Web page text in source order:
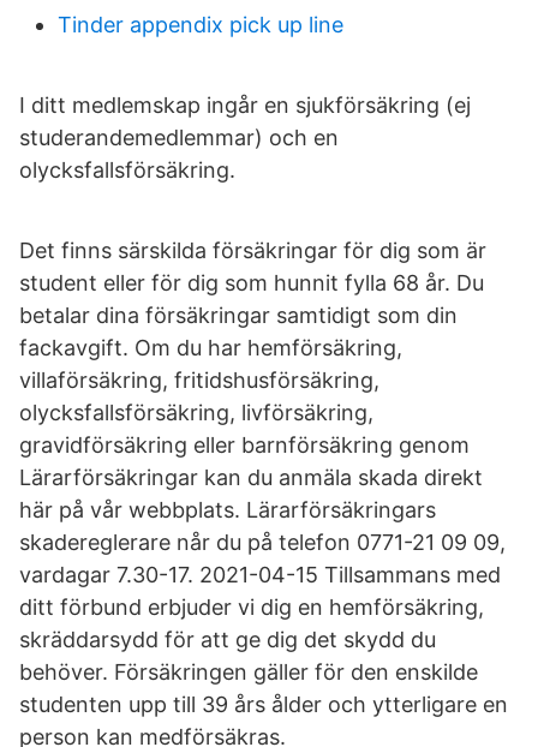
Tinder appendix pick up line
I ditt medlemskap ingår en sjukförsäkring (ej
studerandemedlemmar) och en
olycksfallsförsäkring.
Det finns särskilda försäkringar för dig som är
student eller för dig som hunnit fylla 68 år. Du
betalar dina försäkringar samtidigt som din
fackavgift. Om du har hemförsäkring,
villaförsäkring, fritidshusförsäkring,
olycksfallsförsäkring, livförsäkring,
gravidförsäkring eller barnförsäkring genom
Lärarförsäkringar kan du anmäla skada direkt
här på vår webbplats. Lärarförsäkringars
skadereglerare når du på telefon 0771-21 09 09,
vardagar 7.30-17. 2021-04-15 Tillsammans med
ditt förbund erbjuder vi dig en hemförsäkring,
skräddarsydd för att ge dig det skydd du
behöver. Försäkringen gäller för den enskilde
studenten upp till 39 års ålder och ytterligare en
person kan medförsäkras.